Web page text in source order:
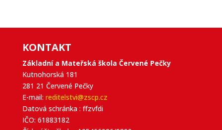
KONTAKT
Základní a Mateřská škola Červené Pečky
Kutnohorská 181
281 21 Červené Pečky
E-mail: reditelstvi@zscp.cz
Datová schránka : ffzvfdi
IČO: 61883182